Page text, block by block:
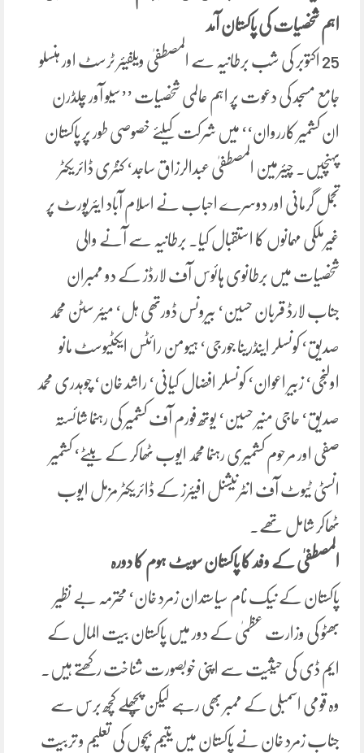
اہم شخصیات کی پاکستان آمد
25 اکتوبر کی شب برطانیہ سے المصطفیٰ ویلفیئر ٹرسٹ اور ہنسلو
جامع مسجد کی دعوت پر اہم عالمی شخصیات ’’سیو آور چلڈرن
ان کشمیر کارروان‘‘ میں شرکت کیلئے خصوصی طور پر پاکستان
پہنچیں۔ چیئرمین المصطفیٰ عبدالرزاق ساجد‘ کنٹری ڈائریکٹر
تجمل گرمانی اور دوسرے احباب نے اسلام آباد ایئرپورٹ پر
غیرملکی مہمانوں کا استقبال کیا۔ برطانیہ سے آنے والی
شخصیات میں برطانوی ہائوس آف لارڈز کے دو ممبران
جناب لارڈ قربان حسین‘ بیرونس ڈورتھی ہل‘ میئر سٹن محمد
صدیق‘ کونسلر اینڈرینا جورجی‘ ہیومن رائٹس ایکٹیوسٹ مانو
اولنجی‘ زبیر اعوان‘ کونسلر افضال کیانی‘ راشد خان‘ چوہدری محمد
صدیق‘ حاجی منیر حسین‘ یوتھ فورم آف کشمیر کی رہنما شائستہ
صفی اور مرحوم کشمیری رہنما محمد ایوب ٹھاکر کے بیٹے‘ کشمیر
انسٹی ٹیوٹ آف انٹرنیشنل افیئرز کے ڈائریکٹر مزمل ایوب
ٹھاکر شامل تھے۔
المصطفیٰ کے وفد کا پاکستان سویٹ ہوم کا دورہ
پاکستان کے نیک نام سیاستدان زمرد خان‘ محترمہ بے نظیر
بھٹو کی وزارت عظمیٰ کے دور میں پاکستان بیت المال کے
ایم ڈی کی حیثیت سے اپنی خوبصورت شناخت رکھتے ہیں۔
وہ قومی اسمبلی کے ممبر بھی رہے لیکن پچھلے کچھ برس سے
جناب زمرد خان نے پاکستان میں یتیم بچوں کی تعلیم و تربیت